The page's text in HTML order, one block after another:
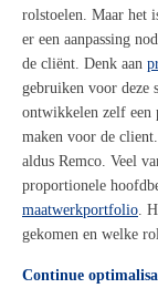
rolstoelen. Maar het
er een aanpassing
de cliënt. Denk aan
gebruiken voor deze
ontwikkelen zelf een
maken voor de client.
aldus Remco Veel
proportionele
maatwerkportfolio .
gekomen en welke
Continue